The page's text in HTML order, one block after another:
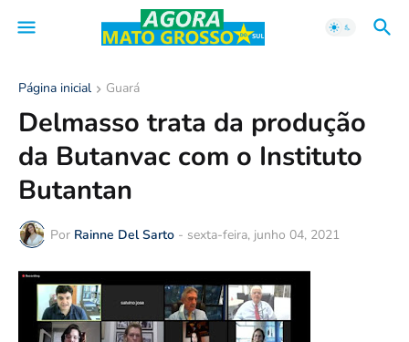
Página inicial Guará
Delmasso trata da produção
da Butanvac com o Instituto
Butantan
Por Rainne Del Sarto - sexta-feira, junho 04, 2021